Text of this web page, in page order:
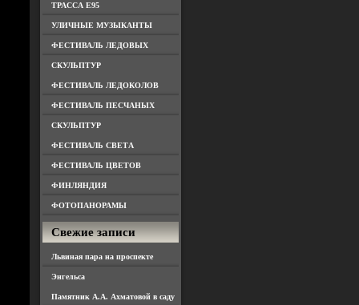
ТРАССА Е95
УЛИЧНЫЕ МУЗЫКАНТЫ
ФЕСТИВАЛЬ ЛЕДОВЫХ
СКУЛЬПТУР
ФЕСТИВАЛЬ ЛЕДОКОЛОВ
ФЕСТИВАЛЬ ПЕСЧАНЫХ
СКУЛЬПТУР
ФЕСТИВАЛЬ СВЕТА
ФЕСТИВАЛЬ ЦВЕТОВ
ФИНЛЯНДИЯ
ФОТОПАНОРАМЫ
Свежие записи
Львиная пара на проспекте
Энгельса
Памятник А.А. Ахматовой в саду